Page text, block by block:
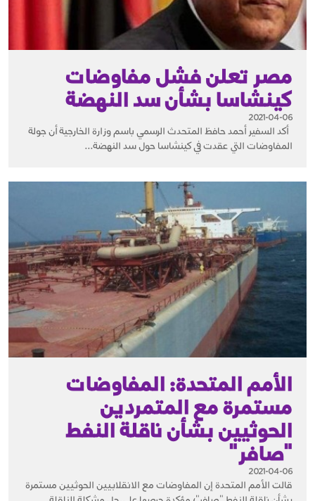
مصر تعلن فشل مفاوضات
كينشاسا بشأن سد النهضة
2021-04-06
أكد السفير أحمد حافظ المتحدث الرسمي باسم وزارة الخارجية أن جولة
المفاوضات التي عقدت في كينشاسا حول سد النهضة...
الأمم المتحدة: المفاوضات
مستمرة مع المتمردين
الحوثيين بشأن ناقلة النفط
"صافر"
2021-04-06
قالت الأمم المتحدة إن المفاوضات مع الانقلابيين الحوثيين مستمرة